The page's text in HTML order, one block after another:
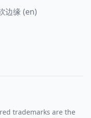
边缘 (en)
trademarks are the